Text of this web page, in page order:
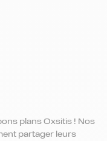
plans Oxsitis ! Nos
partager leurs